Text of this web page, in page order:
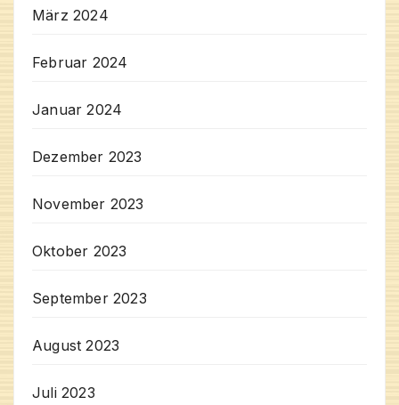
März 2024
Februar 2024
Januar 2024
Dezember 2023
November 2023
Oktober 2023
September 2023
August 2023
Juli 2023